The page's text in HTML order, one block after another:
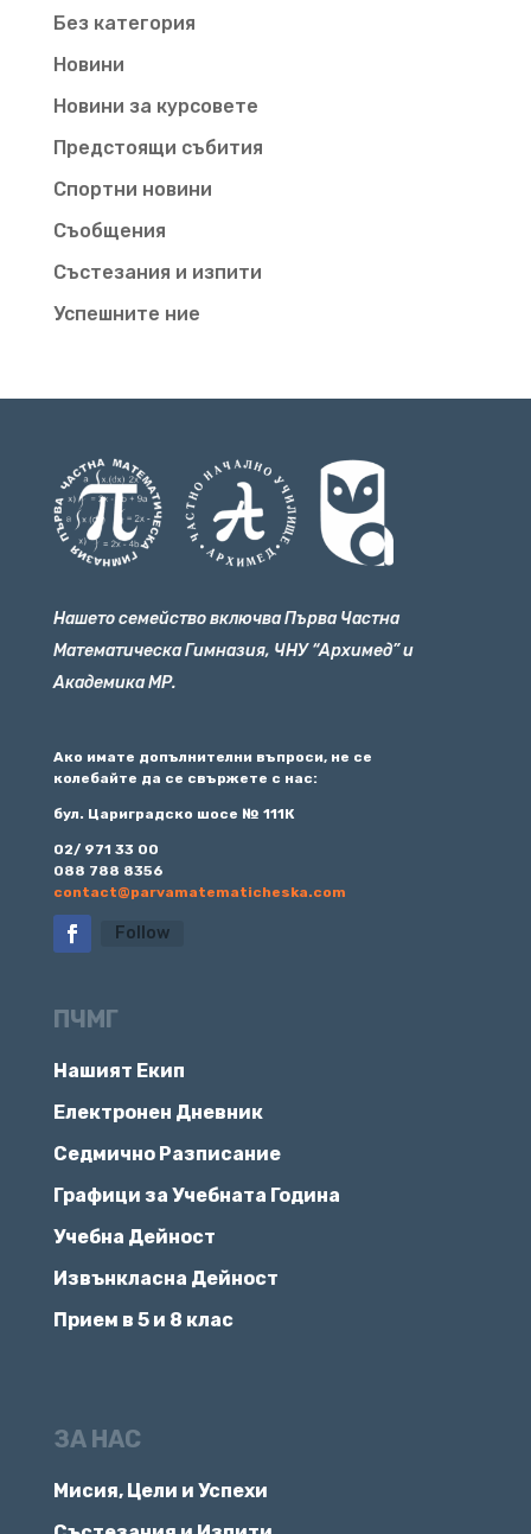
Без категория
Новини
Новини за курсовете
Предстоящи събития
Спортни новини
Съобщения
Състезания и изпити
Успешните ние
Нашето семейство включва Първа Частна
Математическа Гимназия, ЧНУ “Архимед” и
Академика МР.
Ако имате допълнителни въпроси, не се
колебайте да се свържете с нас:
бул. Цариградско шосе № 111К
02/ 971 33 00
088 788 8356
contact@parvamatematicheska.com
Follow
ПЧМГ
Нашият Екип
Електронен Дневник
Седмично Разписание
Графици за Учебната Година
Учебна Дейност
Извънкласна Дейност
Прием в 5 и 8 клас
ЗА НАС
Мисия, Цели и Успехи